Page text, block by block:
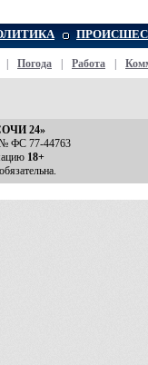
Погода Работа
24»
ФС 77-44763
18+